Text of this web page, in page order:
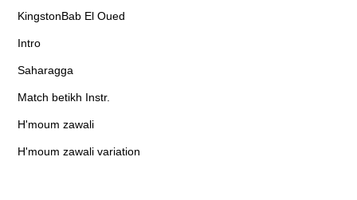
Bab El Oued
Kingston
Intro
Saharagga
Match betikh Instr.
H'moum zawali
H'moum zawali variation